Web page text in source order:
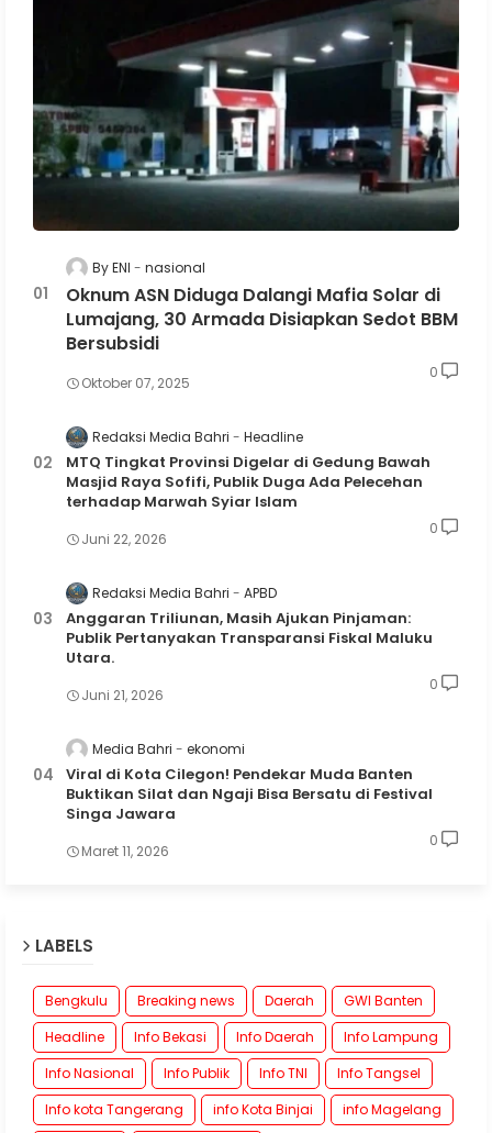
By ENI nasional
Oknum ASN Diduga Dalangi Mafia Solar di
Lumajang, 30 Armada Disiapkan Sedot BBM
Bersubsidi
Oktober 07, 2025
0
Redaksi Media Bahri Headline
MTQ Tingkat Provinsi Digelar di Gedung Bawah
Masjid Raya Sofifi, Publik Duga Ada Pelecehan
terhadap Marwah Syiar Islam
Juni 22, 2026
0
Redaksi Media Bahri APBD
Anggaran Triliunan, Masih Ajukan Pinjaman:
Publik Pertanyakan Transparansi Fiskal Maluku
Utara.
Juni 21, 2026
0
Media Bahri ekonomi
Viral di Kota Cilegon! Pendekar Muda Banten
Buktikan Silat dan Ngaji Bisa Bersatu di Festival
Singa Jawara
Maret 11, 2026
0
LABELS
Bengkulu Breaking news Daerah
GWI Banten
Headline
Info Bekasi Info Daerah
Info Lampung
Info Nasional
Info Publik Info TNI
Info Tangsel
Info kota Tangerang
info Kota Binjai
info Magelang